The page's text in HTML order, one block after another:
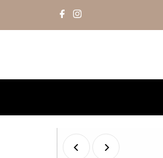
Skip to content